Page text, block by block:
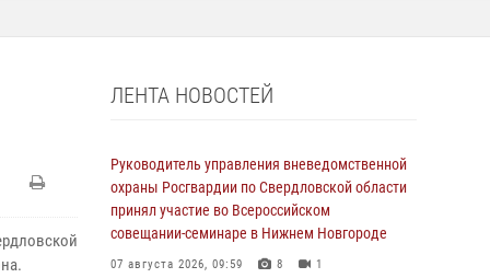
ЛЕНТА НОВОСТЕЙ
Руководитель управления вневедомственной
охраны Росгвардии по Свердловской области
принял участие во Всероссийском
совещании-семинаре в Нижнем Новгороде
07 августа 2026, 09:59 8 1